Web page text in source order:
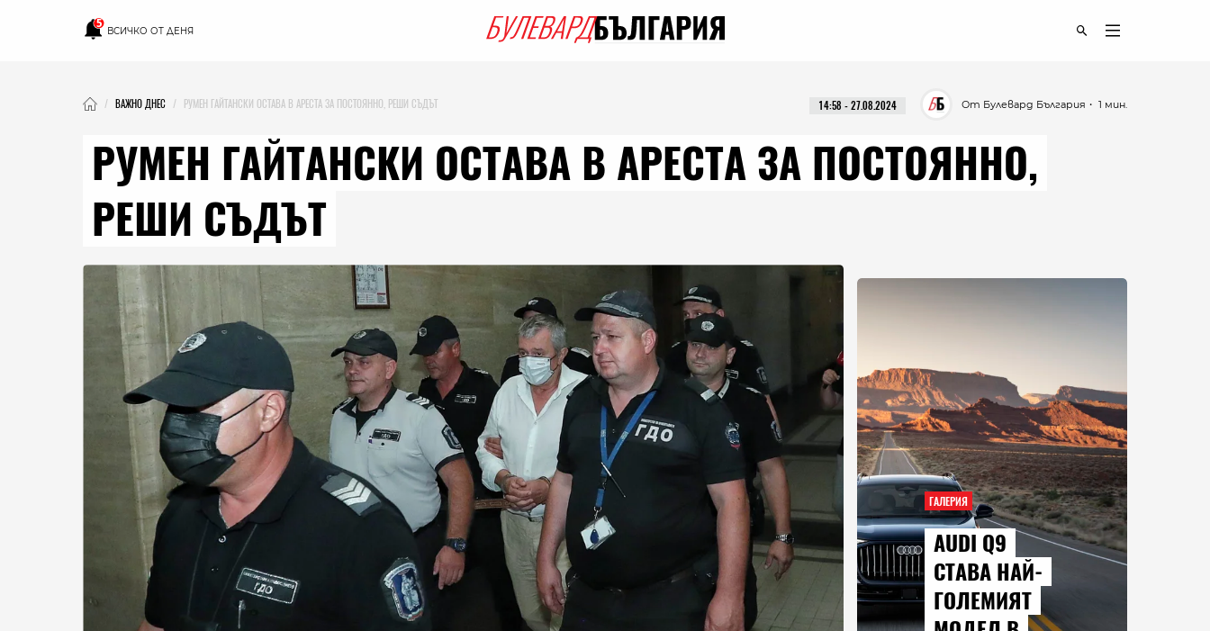
5
ВСИЧКО ОТ ДЕНЯ
ВАЖНО ДНЕС РУМЕН ГАЙТАНСКИ ОСТАВА В АРЕСТА ЗА ПОСТОЯННО, РЕШИ СЪДЪТ ・ 1 мин.
От Булевард България
14:58 - 27.08.2024
РУМЕН ГАЙТАНСКИ ОСТАВА В АРЕСТА ЗА ПОСТОЯННО,
РЕШИ СЪДЪТ
ГАЛЕРИЯ
AUDI Q9
СТАВА НАЙ-
ГОЛЕМИЯТ